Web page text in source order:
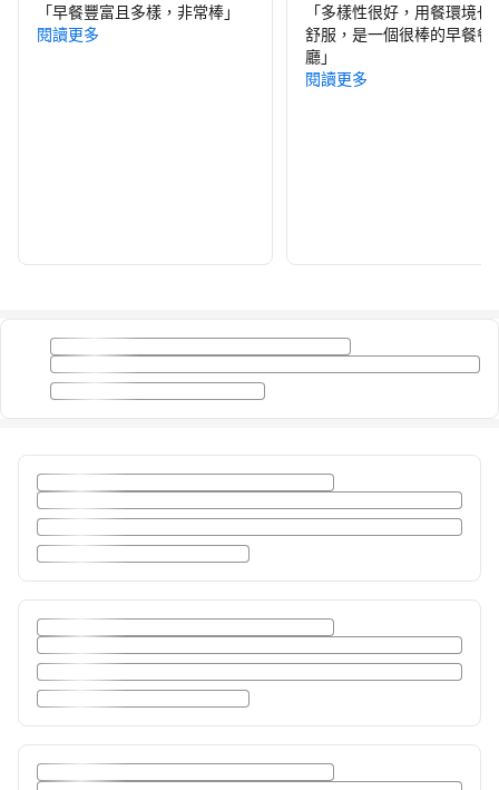
「早餐豐富且多樣，非常棒」
閱讀更多
「多樣性很好，用餐環境也
舒服，是一個很棒的早餐餐
廳」
閱讀更多